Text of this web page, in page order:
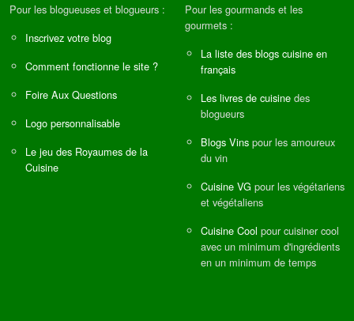
Pour les blogueuses et blogueurs :
Inscrivez votre blog
Comment fonctionne le site ?
Foire Aux Questions
Logo personnalisable
Le jeu des Royaumes de la
Cuisine
Pour les gourmands et les
gourmets :
La liste des blogs cuisine en
français
Les livres de cuisine des
blogueurs
Blogs Vins pour les amoureux
du vin
Cuisine VG pour les végétariens
et végétaliens
Cuisine Cool pour cuisiner cool
avec un minimum d'ingrédients
en un minimum de temps